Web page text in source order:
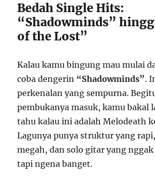
Bedah Single Hits:
“Shadowminds”
of the Lost”
Kalau kamu bingung mau mulai
coba dengerin “Shadowminds”.
perkenalan yang sempurna.
pembukanya masuk, kamu bakal
tahu kalau ini adalah Melodeath
Lagunya punya struktur yang
megah, dan solo gitar yang
tapi ngena banget.